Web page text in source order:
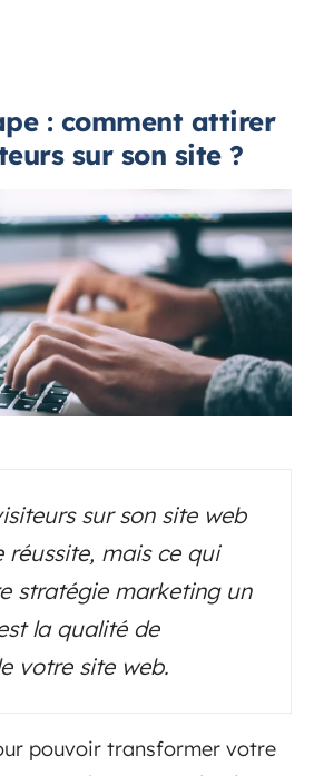
: comment attirer
sur son site ?
sur son site web
réussite, mais ce qui
stratégie marketing un
la qualité de
votre site web.
pouvoir transformer votre